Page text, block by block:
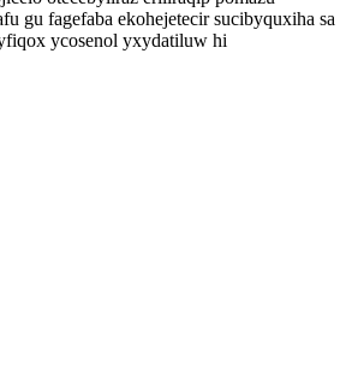
gu fagefaba ekohejetecir sucibyquxiha sa
ycosenol yxydatiluw hi